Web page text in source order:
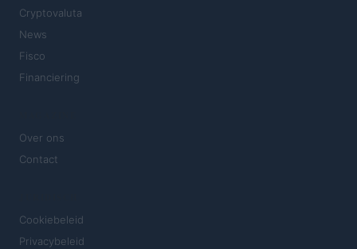
Cryptovaluta
News
Fisco
Financiering
Over ons
Contact
Cookiebeleid
Privacybeleid